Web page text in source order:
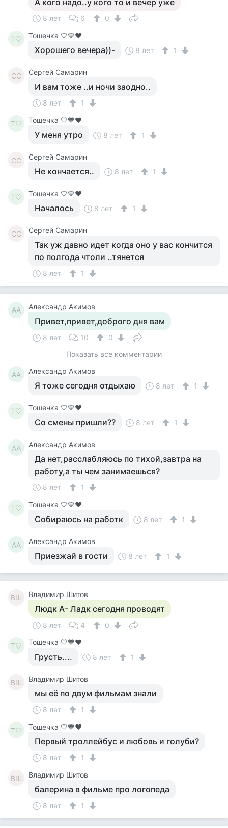
А кого надо..у кого то и вечер уже
8 лет 6 0
Т🤍 Тошечка 🤍💙♥️
Хорошего вечера))- 8 лет 1
СС Сергей Самарин
И вам тоже ..и ночи заодно..
8 лет 1
Т🤍 Тошечка 🤍💙♥️
У меня утро 8 лет 1
СС Сергей Самарин
Не кончается.. 8 лет 1
Т🤍 Тошечка 🤍💙♥️
Началось 8 лет 1
СС Сергей Самарин
Так уж давно идет когда оно у вас кончится
по полгода чтоли ..тянется
8 лет 1
АА Александр Акимов
Привет,привет,доброго дня вам
8 лет 10
0
Показать все комментарии
АА Александр Акимов
Я тоже сегодня отдыхаю 8 лет 1
Т🤍 Тошечка 🤍💙♥️
Со смены пришли?? 8 лет 1
АА Александр Акимов
Да нет,расслабляюсь по тихой,завтра на
работу,а ты чем занимаешься?
8 лет 1
Т🤍 Тошечка 🤍💙♥️
Собираюсь на работк 8 лет 1
АА Александр Акимов
Приезжай в гости 8 лет 1
ВШ Владимир Шитов
Людк А- Ладк сегодня проводят
8 лет 4 0
Т🤍 Тошечка 🤍💙♥️
Грусть.... 8 лет 1
ВШ Владимир Шитов
мы её по двум фильмам знали
8 лет 1
Т🤍 Тошечка 🤍💙♥️
Первый троллейбус и любовь и голуби?
8 лет 1
ВШ Владимир Шитов
балерина в фильме про логопеда
8 лет 1